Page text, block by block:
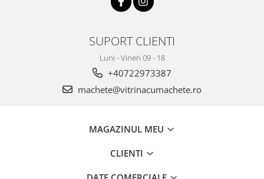
SUPORT CLIENTI
Luni - Vineri 09 - 18
+40722973387
machete@vitrinacumachete.ro
MAGAZINUL MEU
CLIENTI